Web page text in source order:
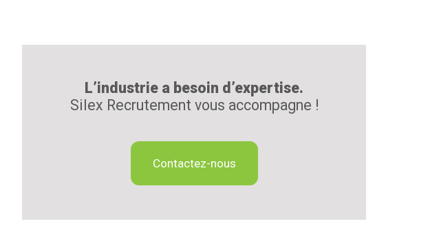
L’industrie a besoin d’expertise.
Silex Recrutement vous accompagne !
Contactez-nous